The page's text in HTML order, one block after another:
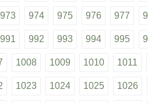
973 974 975 976 977
991 992 993 994 995
1008 1009 1010 1011
1023 1024 1025 1026